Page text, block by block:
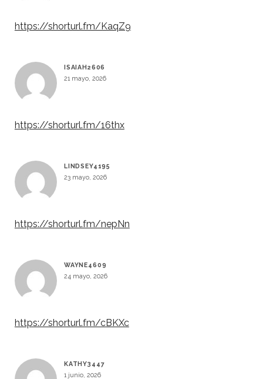
https://shorturl.fm/KaqZ9
ISAIAH2606
21 mayo, 2026
https://shorturl.fm/16thx
LINDSEY4195
23 mayo, 2026
https://shorturl.fm/nepNn
WAYNE4609
24 mayo, 2026
https://shorturl.fm/cBKXc
KATHY3447
1 junio, 2026